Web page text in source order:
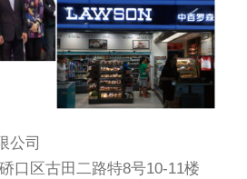
公司
口区古田二路特8号10-11楼